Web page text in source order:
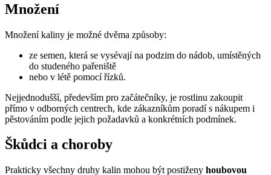
Množení
Množení kaliny je možné dvěma způsoby:
ze semen, která se vysévají na podzim do nádob, umístěných
do studeného pařeniště
nebo v létě pomocí řízků.
Nejjednodušší, především pro začátečníky, je rostlinu zakoupit
přímo v odborných centrech, kde zákazníkům poradí s nákupem i
pěstováním podle jejich požadavků a konkrétních podmínek.
Škůdci a choroby
Prakticky všechny druhy kalin mohou být postiženy houbovou